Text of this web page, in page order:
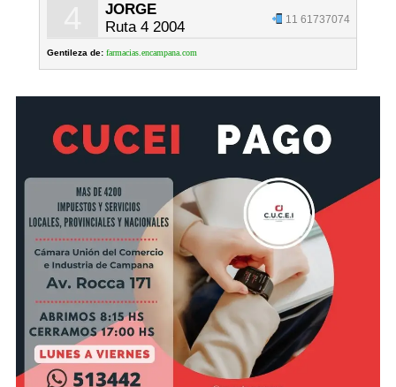
JORGE
Ruta 4 2004
11 61737074
Gentileza de: farmacias.encampana.com